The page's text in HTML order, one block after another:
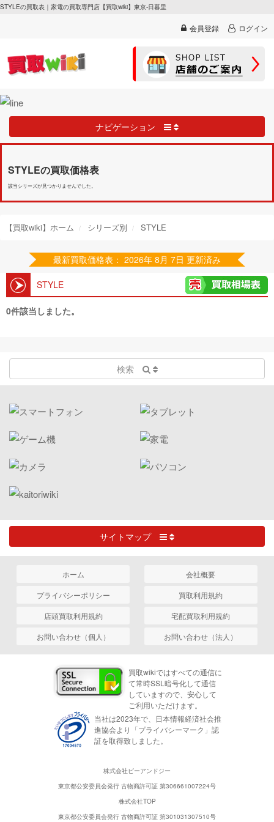
STYLEの買取表｜家電の買取専門店【買取wiki】東京-日暮里
会員登録 ログイン
ナビゲーション
STYLEの買取価格表
該当シリーズが見つかりませんでした。
【買取wiki】ホーム シリーズ別 STYLE
最新買取価格表： 2026年 8月 7日 更新済み
STYLE
0件該当しました。
検索
サイトマップ
ホーム
会社概要
プライバシーポリシー
買取利用規約
店頭買取利用規約
宅配買取利用規約
お問い合わせ（個人）
お問い合わせ（法人）
買取wikiではすべての通信に
て常時SSL暗号化して通信
していますので、安心して
ご利用いただけます。
当社は2023年で、日本情報経済社会推
進協会より「プライバシーマーク」認
証を取得致しました。
株式会社ピーアンドジー
東京都公安委員会発行 古物商許可証 第306661007224号
株式会社TOP
東京都公安委員会発行 古物商許可証 第301031307510号